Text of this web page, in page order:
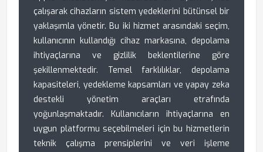
çalışarak cihazların sistem yedeklerini bütünsel bir
yaklaşımla yönetir. Bu iki hizmet arasındaki seçim,
kullanıcının kullandığı cihaz markasına, depolama
ihtiyaçlarına ve gizlilik beklentilerine göre
şekillenmektedir. Temel farklılıklar, depolama
kapasiteleri, yedekleme kapsamları ve yapay zeka
destekli yönetim araçları etrafında
yoğunlaşmaktadır. Kullanıcıların ihtiyaçlarına en
uygun platformu seçebilmeleri için bu hizmetlerin
teknik çalışma prensiplerini ve veri işleme